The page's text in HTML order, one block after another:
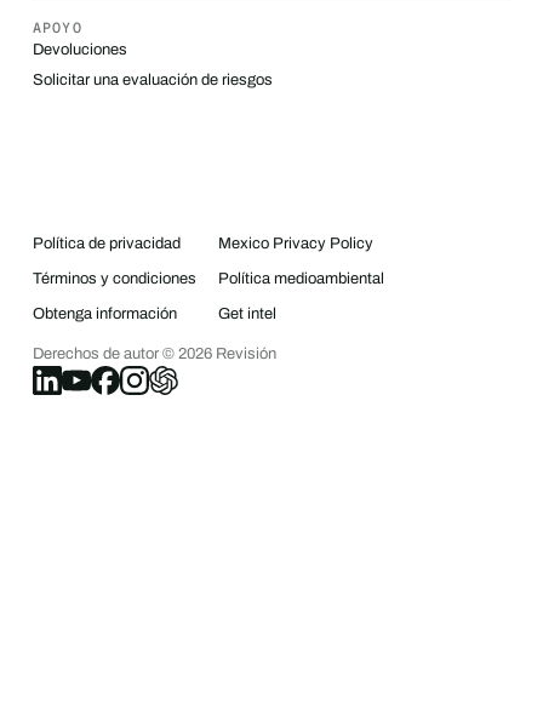
APOYO
Devoluciones
Solicitar una evaluación de riesgos
Política de privacidad Mexico Privacy Policy
Términos y condiciones Política medioambiental
Obtenga información Get intel
Derechos de autor © 2026Revisión